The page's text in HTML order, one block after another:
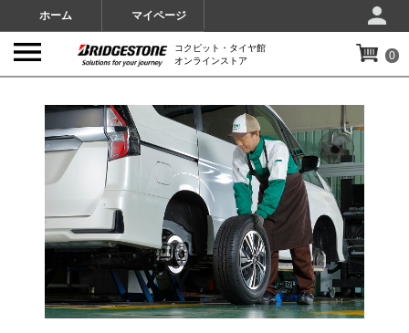
ホーム マイページ
コクピット・タイヤ館
オンラインストア
0